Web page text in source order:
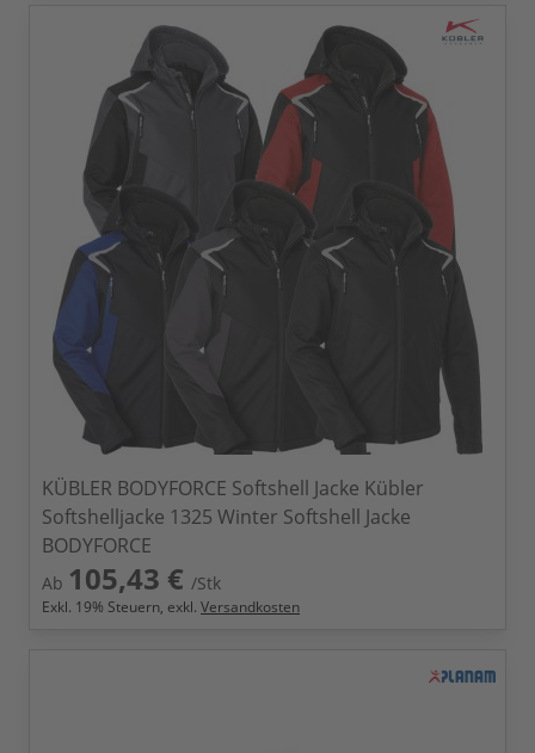
KÜBLER BODYFORCE Softshell Jacke Kübler
Softshelljacke 1325 Winter Softshell Jacke
BODYFORCE
Ab 105,43 € /Stk
Exkl. 19% Steuern, exkl. Versandkosten